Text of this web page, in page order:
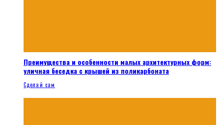
Преимущества и особенности малых архитектурных форм:
уличная беседка с крышей из поликарбоната
Сделай сам